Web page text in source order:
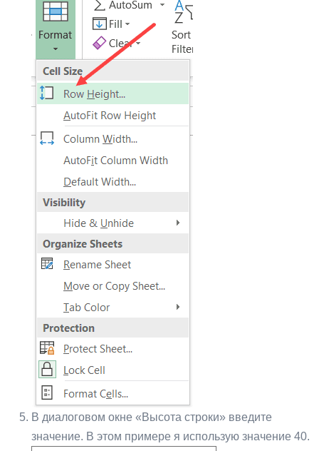
В диалоговом окне «Высота строки» введите
значение. В этом примере я использую значение 40.